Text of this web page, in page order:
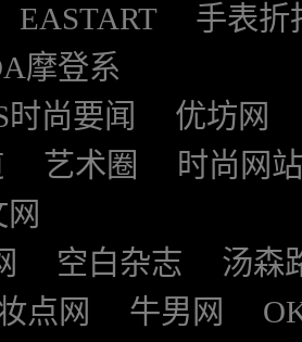
EASTART
手表折
摩登系
时尚要闻
优坊网
艺术圈
时尚网站
空白杂志
汤森
点网 牛男网